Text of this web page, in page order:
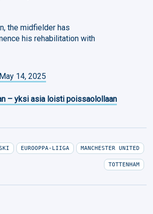
the midfielder has
his rehabilitation with
May 14, 2025
– yksi asia loisti poissaolollaan
EUROOPPA-LIIGA MANCHESTER UNITED
TOTTENHAM